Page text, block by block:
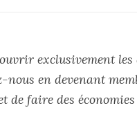
exclusivement
en devenant
de faire des